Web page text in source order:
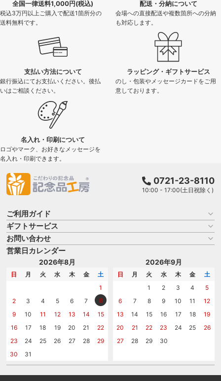
全国一律送料1,000円(税込)
税込3万円以上ご購入で配送1箇所分の
送料無料です。
配送・分納について
会場への直接配送や複数箇所への分納
も対応します。
支払い方法について
銀行振込にてお支払いください。後払
いはご相談ください。
ラッピング・ギフトサービス
のし・包装やメッセージカードをご用
意しております。
名入れ・印刷について
ロゴやマーク、お好きなメッセージを
名入れ・印刷できます。
0721-23-8110
10:00 - 17:00(土日祝除く)
ご利用ガイド
お買い物ガイド
よくある質問
はじめての記念品選び
記念品工房の使い方
ギフトサービス
名入れについて
のし
メッセージカード
お問い合わせ
商品選びを相談する
名入れについて相談する
カタログを請求する
営業日カレンダー
2026年8月
日 月 火 水 木 金
土
1
2
3 4 5 6 7
8
9
10 11 12 13 14
15
16
17 18 19 20 21
22
23
24 25 26 27 28
29
30
31
2026年9月
日 月 火 水 木 金
土
1
2 3 4
5
6
7 8 9 10 11
12
13
14 15 16 17 18
19
20
21 22 23 24 25
26
27
28 29 30